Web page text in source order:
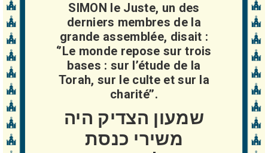
SIMON le Juste, un des
derniers membres de la
grande assemblée, disait :
‘’Le monde repose sur trois
bases : sur l’étude de la
Torah, sur le culte et sur la
charité’’.
שמעון הצדיק היה
משירי כנסת